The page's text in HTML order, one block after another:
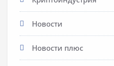
Новости
Новости плюс